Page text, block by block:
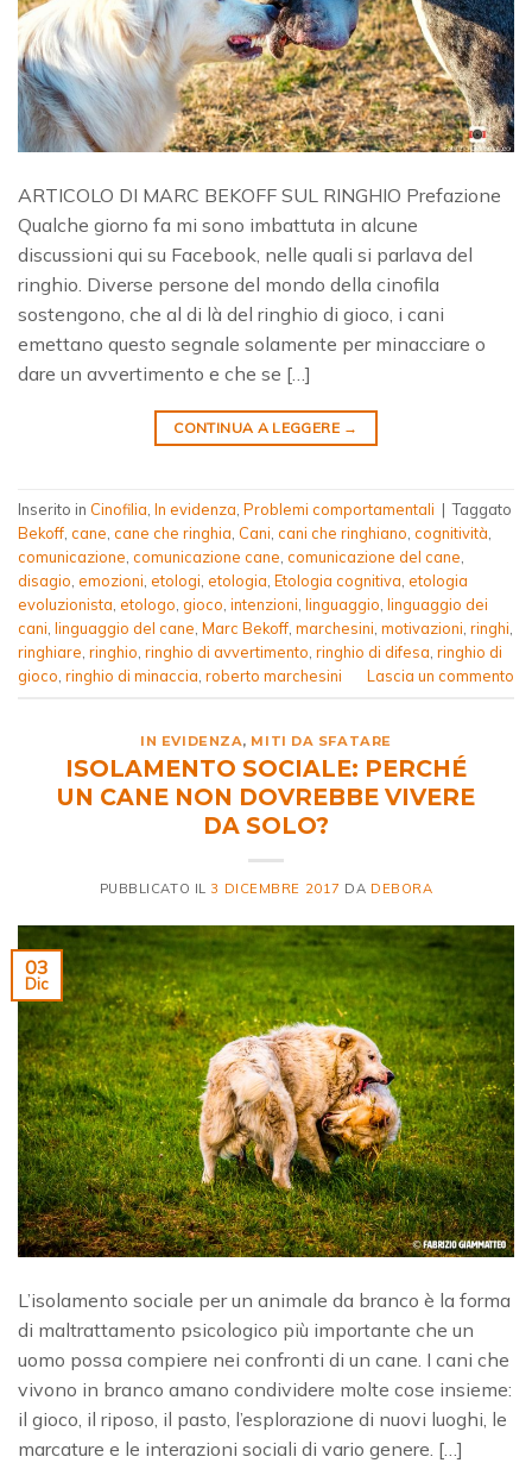
ARTICOLO DI MARC BEKOFF SUL RINGHIO Prefazione
Qualche giorno fa mi sono imbattuta in alcune
discussioni qui su Facebook, nelle quali si parlava del
ringhio. Diverse persone del mondo della cinofila
sostengono, che al di là del ringhio di gioco, i cani
emettano questo segnale solamente per minacciare o
dare un avvertimento e che se […]
CONTINUA A LEGGERE →
Inserito in Cinofilia In evidenza Problemi comportamentali | Taggato
Bekoff cane cane che ringhia Cani cani che ringhiano cognitività
comunicazione comunicazione cane comunicazione del cane
disagio emozioni etologi etologia Etologia cognitiva etologia
evoluzionista etologo gioco intenzioni linguaggio linguaggio dei
cani linguaggio del cane Marc Bekoff marchesini motivazioni ringhi
ringhiare ringhio ringhio di avvertimento ringhio di difesa ringhio di
gioco ringhio di minaccia roberto marchesini Lascia un commento
IN EVIDENZA, MITI DA SFATARE
ISOLAMENTO SOCIALE: PERCHÉ
UN CANE NON DOVREBBE VIVERE
DA SOLO?
PUBBLICATO IL 3 DICEMBRE 2017 DA DEBORA
03
Dic
L’isolamento sociale per un animale da branco è la forma
di maltrattamento psicologico più importante che un
uomo possa compiere nei confronti di un cane. I cani che
vivono in branco amano condividere molte cose insieme:
il gioco, il riposo, il pasto, l’esplorazione di nuovi luoghi, le
marcature e le interazioni sociali di vario genere. […]